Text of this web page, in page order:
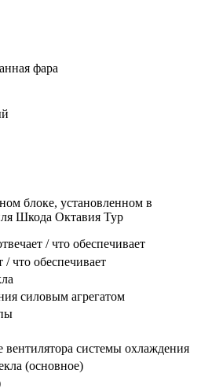
фара
блоке, установленном в
Шкода Октавия Тур
/ что обеспечивает
/ что обеспечивает
силовым агрегатом
вентилятора системы охлаждения
(основное)